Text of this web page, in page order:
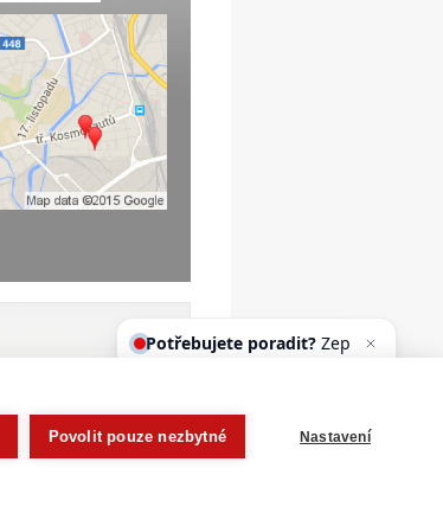
Povolit pouze nezbytné Nastavení
Potřebujete poradit?
našeho as